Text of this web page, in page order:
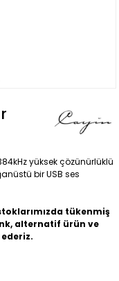
yüksek çözünürlüklü
bir USB ses
tükenmiş
alternatif ürün ve